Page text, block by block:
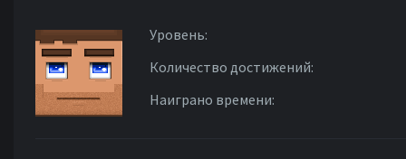
Уровень:
Количество достижений:
Наиграно времени: